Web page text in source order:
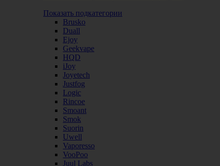
Показать подкатегории
Brusko
Duall
Ejoy
Geekvape
HQD
iJoy
Joyetech
Justfog
Logic
Rincoe
Smoant
Smok
Suorin
Uwell
Vaporesso
VooPoo
Juul Labs